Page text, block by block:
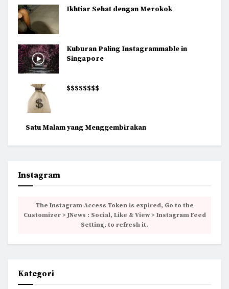
Ikhtiar Sehat dengan Merokok
Kuburan Paling Instagrammable in
Singapore
$$$$$$$$
Satu Malam yang Menggembirakan
Instagram
The Instagram Access Token is expired, Go to the
Customizer > JNews : Social, Like & View > Instagram Feed
Setting, to refresh it.
Kategori